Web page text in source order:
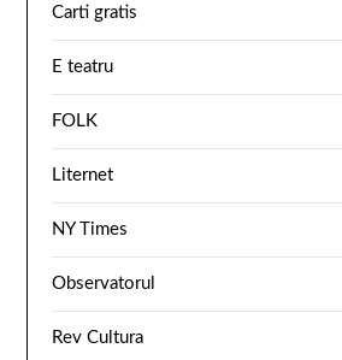
Carti gratis
E teatru
FOLK
Liternet
NY Times
Observatorul
Rev Cultura